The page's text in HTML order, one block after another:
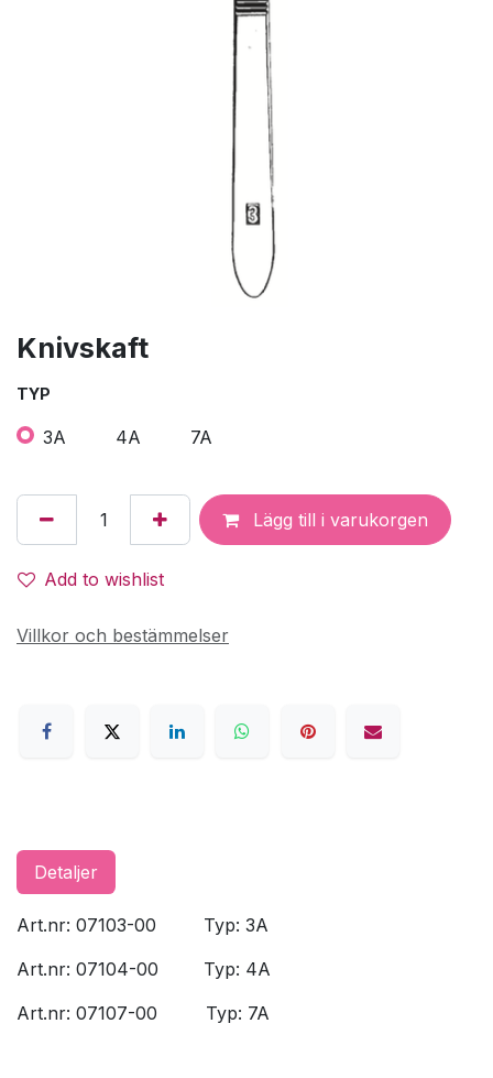
Knivskaft
TYP
3A 4A 7A
Lägg till i varukorgen
Add to wishlist
Villkor och bestämmelser
Detaljer
Art.nr: 07103-00
​Typ: 3A
Art.nr: 07104-00
​Typ: 4A
Art.nr: 07107-00
​Typ: 7A